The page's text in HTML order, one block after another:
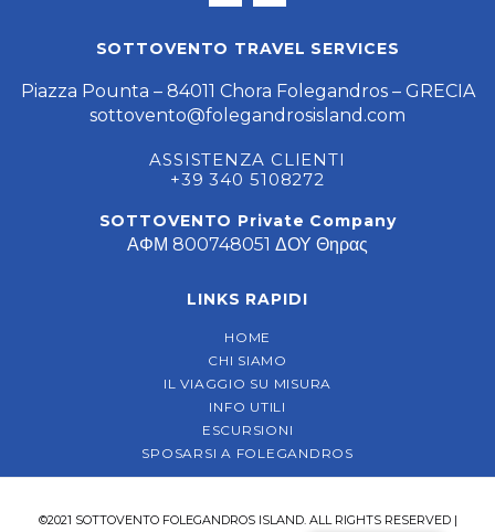
SOTTOVENTO TRAVEL SERVICES
Piazza Pounta – 84011 Chora Folegandros – GRECIA
sottovento@folegandrosisland.com
ASSISTENZA CLIENTI
+39 340 5108272
SOTTOVENTO Private Company
ΑΦΜ 800748051 ΔΟΥ Θηρας
LINKS RAPIDI
HOME
CHI SIAMO
IL VIAGGIO SU MISURA
INFO UTILI
ESCURSIONI
SPOSARSI A FOLEGANDROS
©2021 SOTTOVENTO FOLEGANDROS ISLAND. ALL RIGHTS RESERVED |